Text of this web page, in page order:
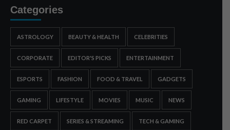
Categories
ASTROLOGY BEAUTY & HEALTH CELEBRITIES
CORPORATE EDITOR'S PICKS ENTERTAINMENT
ESPORTS FASHION FOOD & TRAVEL GADGETS
GAMING LIFESTYLE MOVIES MUSIC NEWS
RED CARPET SERIES & STREAMING TECH & GAMING